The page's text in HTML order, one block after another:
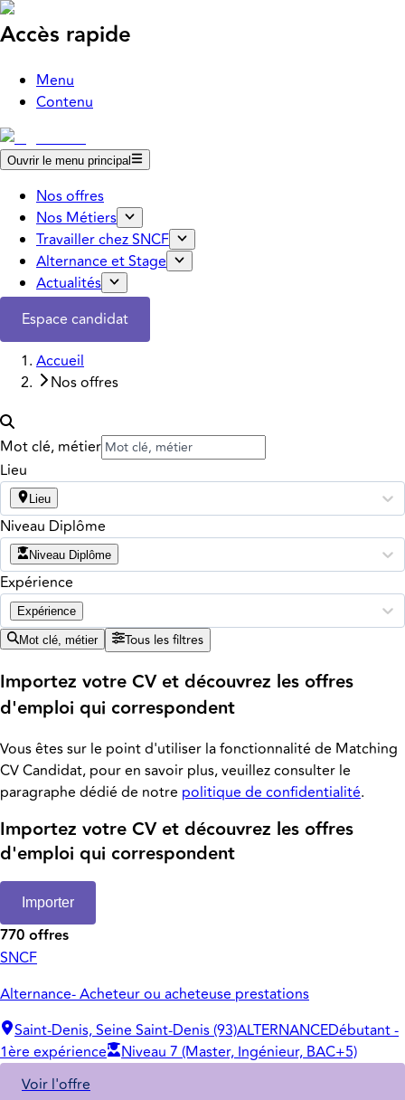
Accès rapide
Menu
Contenu
Ouvrir le menu principal
Nos offres
Nos Métiers
Travailler chez SNCF
Alternance et Stage
Actualités
Espace candidat
Accueil
Nos offres
Mot clé, métier
Lieu
Lieu
Niveau Diplôme
Niveau Diplôme
Expérience
Expérience
Mot clé, métier Tous les filtres
Importez votre CV et découvrez les offres
d'emploi qui correspondent
Vous êtes sur le point d'utiliser la fonctionnalité de Matching
CV Candidat, pour en savoir plus, veuillez consulter le
paragraphe dédié de notre politique de confidentialité.
Importez votre CV et découvrez les offres
d'emploi qui correspondent
Importer
770 offres
SNCF
Alternance- Acheteur ou acheteuse prestations
Saint-Denis, Seine Saint-Denis (93)ALTERNANCEDébutant -
1ère expérience
Niveau 7 (Master, Ingénieur, BAC+5)
Voir l'offre